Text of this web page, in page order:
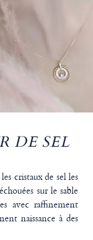
DE SEL
cristaux de sel les
sur le sable
avec raffinement
naissance à des